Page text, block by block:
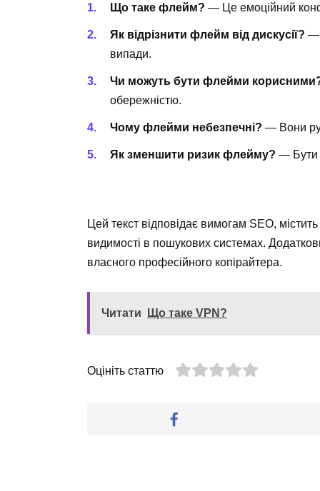
Що таке флейм? — Це емоційний
Як відрізнити флейм від дискусії? —
випади.
Чи можуть бути флейми
обережністю.
Чому флейми небезпечні? — Вони
Як зменшити ризик флейму? — Бути
Цей текст відповідає вимогам SEO,
видимості в пошукових системах.
власного професійного копірайтера.
Читати Що таке VPN?
Оцініть статтю